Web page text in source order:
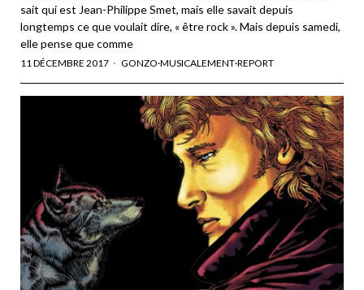
sait qui est Jean-Philippe Smet, mais elle savait depuis
longtemps ce que voulait dire, « être rock ». Mais depuis samedi,
elle pense que comme
11 DÉCEMBRE 2017 GONZO·MUSICALEMENT·REPORT